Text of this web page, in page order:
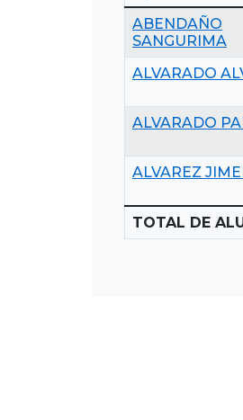
ABENDAÑO
SANGURIMA
ALVARADO
ALVARADO
ALVAREZ
TOTAL DE